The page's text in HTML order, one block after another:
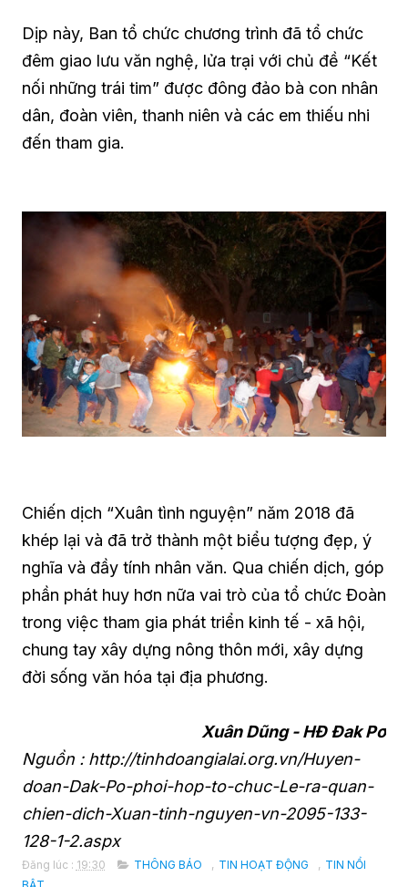
Dịp này, Ban tổ chức chương trình đã tổ chức
đêm giao lưu văn nghệ, lửa trại với chủ đề “Kết
nối những trái tim” được đông đảo bà con nhân
dân, đoàn viên, thanh niên và các em thiếu nhi
đến tham gia.
Chiến dịch “Xuân tình nguyện” năm 2018 đã
khép lại và đã trở thành một biểu tượng đẹp, ý
nghĩa và đầy tính nhân văn. Qua chiến dịch, góp
phần phát huy hơn nữa vai trò của tổ chức Đoàn
trong việc tham gia phát triển kinh tế - xã hội,
chung tay xây dựng nông thôn mới, xây dựng
đời sống văn hóa tại địa phương.
Xuân Dũng - HĐ Đak Pơ
Nguồn : http://tinhdoangialai.org.vn/Huyen-
doan-Dak-Po-phoi-hop-to-chuc-Le-ra-quan-
chien-dich-Xuan-tinh-nguyen-vn-2095-133-
128-1-2.aspx
Đăng lúc : 19:30 THÔNG BÁO , TIN HOẠT ĐỘNG , TIN NỔI